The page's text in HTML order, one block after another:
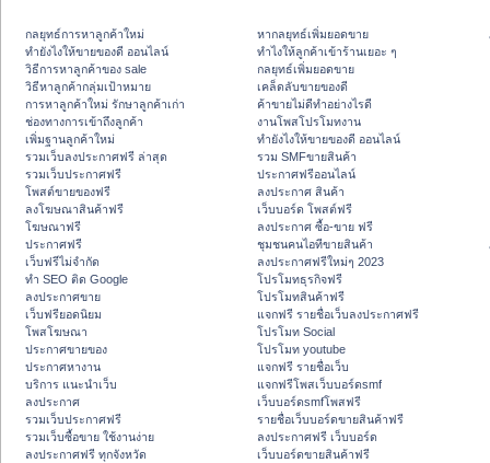
กลยุทธ์การหาลูกค้าใหม่
ทํายังไงให้ขายของดี ออนไลน์
วิธีการหาลูกค้าของ sale
วิธีหาลูกค้ากลุ่มเป้าหมาย
การหาลูกค้าใหม่ รักษาลูกค้าเก่า
ช่องทางการเข้าถึงลูกค้า
เพิ่มฐานลูกค้าใหม่
รวมเว็บลงประกาศฟรี ล่าสุด
รวมเว็บประกาศฟรี
โพสต์ขายของฟรี
ลงโฆษณาสินค้าฟรี
โฆษณาฟรี
ประกาศฟรี
เว็บฟรีไม่จำกัด
ทำ SEO ติด Google
ลงประกาศขาย
เว็บฟรียอดนิยม
โพสโฆษณา
ประกาศขายของ
ประกาศหางาน
บริการ แนะนำเว็บ
ลงประกาศ
รวมเว็บประกาศฟรี
รวมเว็บซื้อขาย ใช้งานง่าย
ลงประกาศฟรี ทุกจังหวัด
หากลยุทธ์เพิ่มยอดขาย
ทําไงให้ลูกค้าเข้าร้านเยอะ ๆ
กลยุทธ์เพิ่มยอดขาย
เคล็ดลับขายของดี
ค้าขายไม่ดีทำอย่างไรดี
งานโพสโปรโมทงาน
ทํายังไงให้ขายของดี ออนไลน์
รวม SMFขายสินค้า
ประกาศฟรีออนไลน์
ลงประกาศ สินค้า
เว็บบอร์ด โพสต์ฟรี
ลงประกาศ ซื้อ-ขาย ฟรี
ชุมชนคนไอทีขายสินค้า
ลงประกาศฟรีใหม่ๆ 2023
โปรโมทธุรกิจฟรี
โปรโมทสินค้าฟรี
แจกฟรี รายชื่อเว็บลงประกาศฟรี
โปรโมท Social
โปรโมท youtube
แจกฟรี รายชื่อเว็บ
แจกฟรีโพสเว็บบอร์ดsmf
เว็บบอร์ดsmfโพสฟรี
รายชื่อเว็บบอร์ดขายสินค้าฟรี
ลงประกาศฟรี เว็บบอร์ด
เว็บบอร์ดขายสินค้าฟรี